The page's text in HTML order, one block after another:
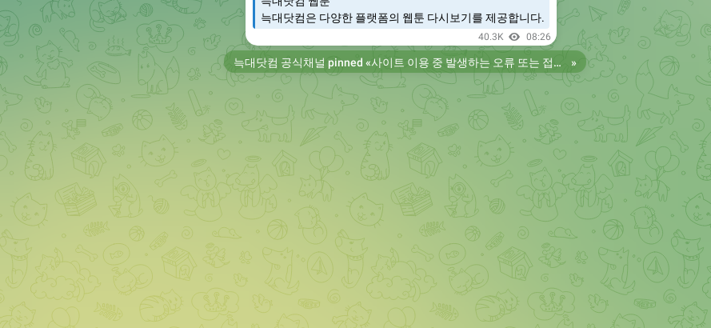
늑대닷컴은 다양한 플랫폼의 웹툰 다시보기를 제공합니다.
40.3K 08:26
늑대닷컴 공식채널 pinned « 사이트 이용 중 발생하는 오류 또는 접속 불가 현상은 제보 부탁드립니다. 리뉴얼 전의 늑대닷컴을 원하시는 분들은 늑대닷컴2로 이용 바랍니다. 항상 늑대닷컴을 찾아주셔서 감사합니다. 늑대닷컴 주소 https://wfwf436.com 늑대닷컴2 주소 https://wftoon223.com »